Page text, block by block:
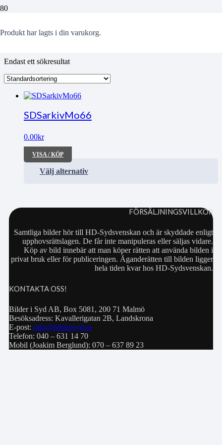
Produkt har lagts i din varukorg.
Ungdomsförmedlingen
Endast ett sökresultat
SDSarkivMo66
0.00kr
VISA / KÖP
Välj alternativ
FÖRSÄLJNINGSVILLKOR
Samtliga bilder hör till HD-Sydsvenskan och är skyddade enligt
upphovsrättslagen. De får inte manipuleras eller säljas vidare.
Köp av bild innebär att man köper rätten att använda bilden i
privat bruk eller för publiceringen. Äganderätten till bilden ligger
hela tiden kvar hos HD-Sydsvenskan.
KONTAKTA OSS!
Bilder i Syd AB, Box 5081, 200 71 Malmö
Besöksadress: Kavallerigatan 2B, Landskrona
E-post: info@bilderisyd.se
Telefon: 040 – 631 14 70
Mobil (Joakim Berglund): 070 – 637 89 23